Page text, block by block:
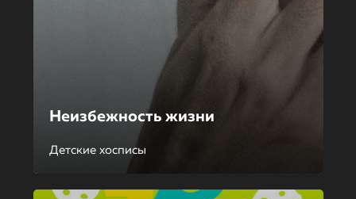
Неизбежность жизни
Детские хосписы